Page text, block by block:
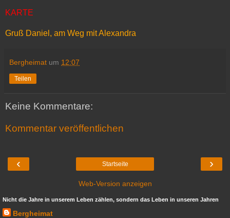
KARTE
Gruß Daniel, am Weg mit Alexandra
Bergheimat um 12:07
Teilen
Keine Kommentare:
Kommentar veröffentlichen
‹ ›
Startseite
Web-Version anzeigen
Nicht die Jahre in unserem Leben zählen, sondern das Leben in unseren Jahren
Bergheimat